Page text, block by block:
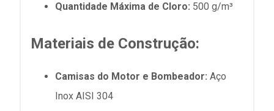
Quantidade Máxima de Cloro: 500 g/m³
Materiais de Construção:
Camisas do Motor e Bombeador: Aço
Inox AISI 304